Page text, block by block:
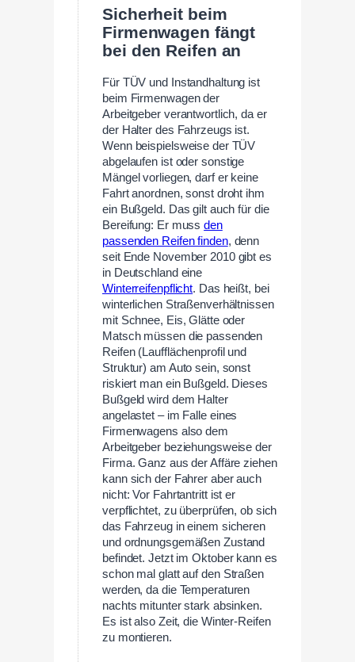
Sicherheit beim
Firmenwagen fängt
bei den Reifen an
Für TÜV und Instandhaltung ist
beim Firmenwagen der
Arbeitgeber verantwortlich, da er
der Halter des Fahrzeugs ist.
Wenn beispielsweise der TÜV
abgelaufen ist oder sonstige
Mängel vorliegen, darf er keine
Fahrt anordnen, sonst droht ihm
ein Bußgeld. Das gilt auch für die
Bereifung: Er mussden
passenden Reifen finden, denn
seit Ende November 2010 gibt es
in Deutschland eine
Winterreifenpflicht. Das heißt, bei
winterlichen Straßenverhältnissen
mit Schnee, Eis, Glätte oder
Matsch müssen die passenden
Reifen (Laufflächenprofil und
Struktur) am Auto sein, sonst
riskiert man ein Bußgeld. Dieses
Bußgeld wird dem Halter
angelastet – im Falle eines
Firmenwagens also dem
Arbeitgeber beziehungsweise der
Firma. Ganz aus der Affäre ziehen
kann sich der Fahrer aber auch
nicht: Vor Fahrtantritt ist er
verpflichtet, zu überprüfen, ob sich
das Fahrzeug in einem sicheren
und ordnungsgemäßen Zustand
befindet. Jetzt im Oktober kann es
schon mal glatt auf den Straßen
werden, da die Temperaturen
nachts mitunter stark absinken.
Es ist also Zeit, die Winter-Reifen
zu montieren.